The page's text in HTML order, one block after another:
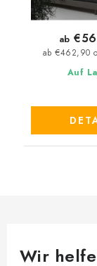
Auf
ab €462,90
ab
Wir